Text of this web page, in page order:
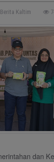
Berita Kaltim
dan